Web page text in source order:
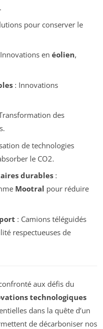
pour conserver le
en éolien,
: Innovations
des
de technologies
le CO2.
durables:
Mootral pour réduire
: Camions téléguidés
respectueuses de
aux défis du
technologiques
dans la quête d’un
de décarboniser nos